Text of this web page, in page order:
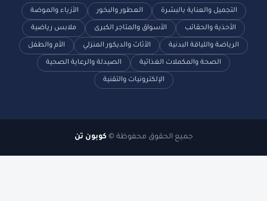
التجميل والعناية بالبشرة العطور والبخور الأزياء والموضة
الأحذية والحقائب الأسواق والمتاجر الكبرى ملابس رياضية
الرياضة واللياقة البدنية الأثاث والديكور المنزلي الأم والطفل
الصحة والمكملات الغذائية الصيدلة والرعاية الصحية
الإلكترونيات والتقنية
جميع الحقوق محفوظة ©كوبون تن